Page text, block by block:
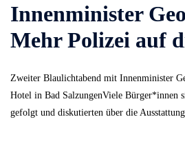
Innenminister
Mehr Polizei auf
Zweiter Blaulichtabend mit Innenminister
Hotel in Bad SalzungenViele Bürger*innen
gefolgt und diskutierten über die